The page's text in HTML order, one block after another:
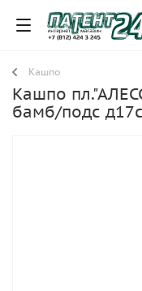
Кашпо
Кашпо
бамб/подс